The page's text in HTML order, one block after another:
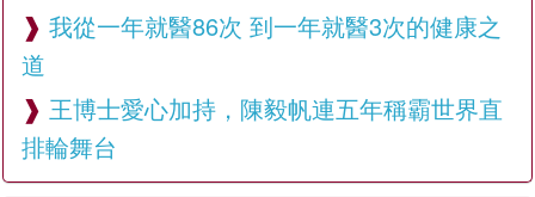
我從一年就醫86次 到一年就醫3次的健康之
道
王博士愛心加持，陳毅帆連五年稱霸世界直
排輪舞台